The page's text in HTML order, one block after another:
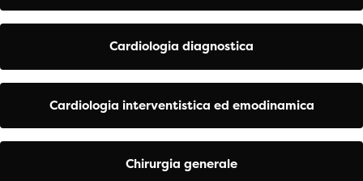
Cardiologia diagnostica
Cardiologia interventistica ed emodinamica
Chirurgia generale